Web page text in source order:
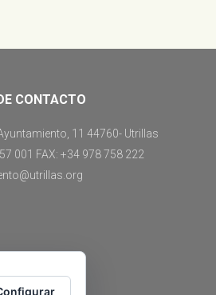
CONTACTO
11 44760- Utrillas
001 FAX: +34 978 758 222
en: